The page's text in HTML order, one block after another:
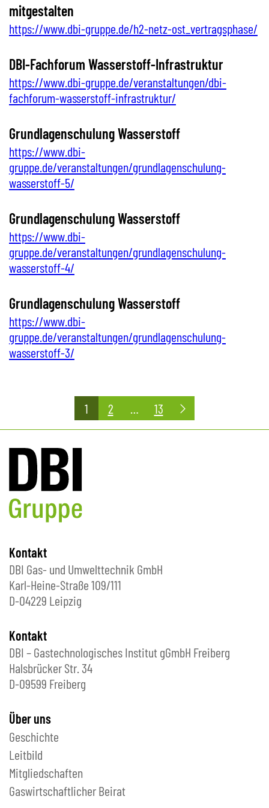
mitgestalten
https://www.dbi-gruppe.de/h2-netz-ost_vertragsphase/
DBI-Fachforum Wasserstoff-Infrastruktur
https://www.dbi-gruppe.de/veranstaltungen/dbi-
fachforum-wasserstoff-infrastruktur/
Grundlagenschulung Wasserstoff
https://www.dbi-
gruppe.de/veranstaltungen/grundlagenschulung-
wasserstoff-5/
Grundlagenschulung Wasserstoff
https://www.dbi-
gruppe.de/veranstaltungen/grundlagenschulung-
wasserstoff-4/
Grundlagenschulung Wasserstoff
https://www.dbi-
gruppe.de/veranstaltungen/grundlagenschulung-
wasserstoff-3/
Seitennummerierung
der
Beiträge
1 2 … 13
Kontakt
DBI Gas- und Umwelttechnik GmbH
Karl-Heine-Straße 109/111
D-04229 Leipzig
Kontakt
DBI – Gastechnologisches Institut gGmbH Freiberg
Halsbrücker Str. 34
D-09599 Freiberg
Über uns
Geschichte
Leitbild
Mitgliedschaften
Gaswirtschaftlicher Beirat